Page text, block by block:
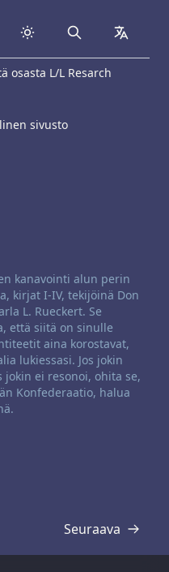
Search
osasta L/L Resarch
sivusto
kanavointi alun perin
kirjat I-IV, tekijöinä Don
L. Rueckert. Se
että siitä on sinulle
aina korostavat,
lukiessasi. Jos jokin
ei resonoi, ohita se,
Konfederaatio, halua
Seuraava
Transkriptio